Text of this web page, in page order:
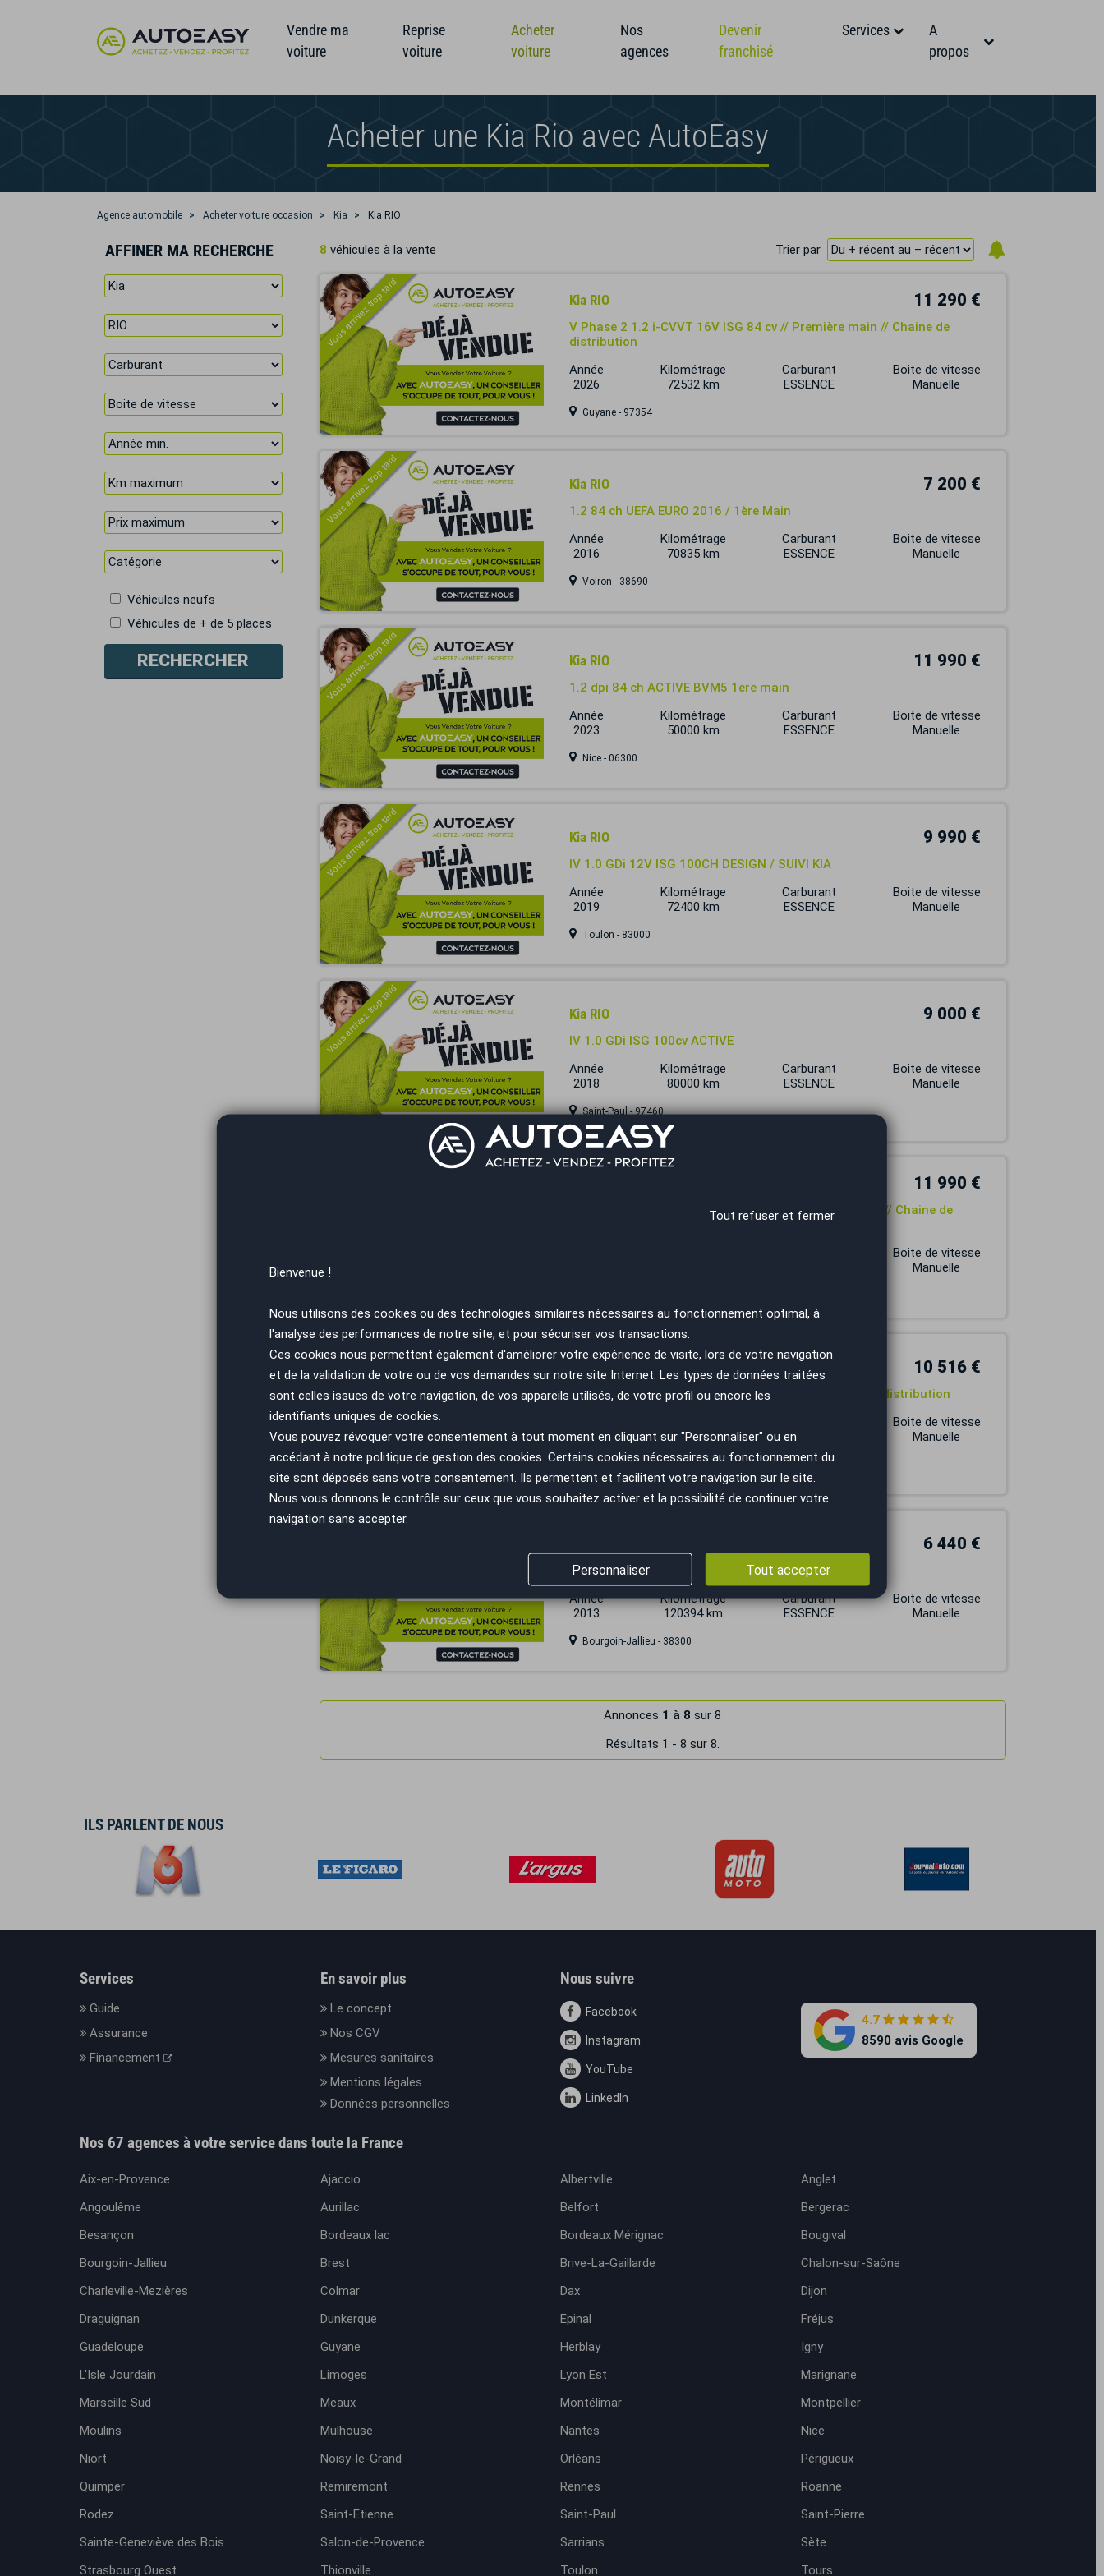
Vendre ma
voiture
Reprise
voiture
Acheter
voiture
Nos
agences
Devenir
franchisé
Services
A
propos
Acheter une Kia Rio avec AutoEasy
Agence automobile Acheter voiture occasion Kia Kia RIO
AFFINER MA RECHERCHE
Véhicules neufs
Véhicules de + de 5 places
8 véhicules à la vente Trier par
Vous arrivez trop tard Kia RIO 11 290 €
V Phase 2 1.2 i-CVVT 16V ISG 84 cv // Première main // Chaine de
distribution
Année
2026
Kilométrage
72532 km
Carburant
ESSENCE
Boite de vitesse
Manuelle
Guyane - 97354
Vous arrivez trop tard Kia RIO 7 200 €
1.2 84 ch UEFA EURO 2016 / 1ère Main
Année
2016
Kilométrage
70835 km
Carburant
ESSENCE
Boite de vitesse
Manuelle
Voiron - 38690
Vous arrivez trop tard Kia RIO 11 990 €
1.2 dpi 84 ch ACTIVE BVM5 1ere main
Année
2023
Kilométrage
50000 km
Carburant
ESSENCE
Boite de vitesse
Manuelle
Nice - 06300
Vous arrivez trop tard Kia RIO 9 990 €
IV 1.0 GDi 12V ISG 100CH DESIGN / SUIVI KIA
Année
2019
Kilométrage
72400 km
Carburant
ESSENCE
Boite de vitesse
Manuelle
Toulon - 83000
Vous arrivez trop tard Kia RIO 9 000 €
IV 1.0 GDi ISG 100cv ACTIVE
Année
2018
Kilométrage
80000 km
Carburant
ESSENCE
Boite de vitesse
Manuelle
Saint-Paul - 97460
11 990 €
IV Phase 2 1.2 i-CVVT 16V ISG 84 cv // Première main // Chaine de
Boite de vitesse
Manuelle
Vous arrivez trop tard Kia RIO 10 516 €
IV 1.2 i-CVVT 16V 84 cv // Première main // Chaine de distribution
2020
70000 km
ESSENCE
Boite de vitesse
Manuelle
Guyane - 97354
Vous arrivez trop tard 6 440 €
1.2 / 85 CH / EDITION CLIM
Année
2013
Kilométrage
120394 km
Carburant
ESSENCE
Boite de vitesse
Manuelle
Bourgoin-Jallieu - 38300
Annonces 1 à 8sur 8
Résultats 1 - 8 sur 8.
ILS PARLENT DE NOUS
Services
Guide
Assurance
Financement
En savoir plus
Le concept
Nos CGV
Mesures sanitaires
Mentions légales
Données personnelles
Nous suivre
Facebook
Instagram
YouTube
LinkedIn
4.7
8590 avis Google
Nos 67 agences à votre service dans toute la France
Aix-en-Provence Ajaccio Albertville
Anglet
Angoulême
Aurillac Belfort
Bergerac
Besançon
Bordeaux lac Bordeaux Mérignac
Bougival
Bourgoin-Jallieu
Brest Brive-La-Gaillarde
Chalon-sur-Saône
Charleville-Mezières
Colmar Dax
Dijon
Draguignan
Dunkerque Epinal
Fréjus
Guadeloupe
Guyane Herblay
Igny
L'Isle Jourdain
Limoges Lyon Est
Marignane
Marseille Sud
Meaux Montélimar
Montpellier
Moulins
Mulhouse Nantes
Nice
Niort
Noisy-le-Grand Orléans
Périgueux
Quimper
Remiremont Rennes
Roanne
Rodez
Saint-Etienne Saint-Paul
Saint-Pierre
Sainte-Geneviève des Bois
Salon-de-Provence Sarrians
Sète
Strasbourg Ouest
Thionville Toulon Tours
Tout refuser et fermer
Bienvenue !
Nous utilisons des cookies ou des technologies similaires nécessaires au fonctionnement optimal, à
l'analyse des performances de notre site, et pour sécuriser vos transactions.
Ces cookies nous permettent également d'améliorer votre expérience de visite, lors de votre navigation
et de la validation de votre ou de vos demandes sur notre site Internet. Les types de données traitées
sont celles issues de votre navigation, de vos appareils utilisés, de votre profil ou encore les
identifiants uniques de cookies.
Vous pouvez révoquer votre consentement à tout moment en cliquant sur "Personnaliser" ou en
accédant à notre politique de gestion des cookies . Certains cookies nécessaires au fonctionnement du
site sont déposés sans votre consentement. Ils permettent et facilitent votre navigation sur le site.
Nous vous donnons le contrôle sur ceux que vous souhaitez activer et la possibilité de continuer votre
navigation sans accepter.
Tout accepter
Personnaliser